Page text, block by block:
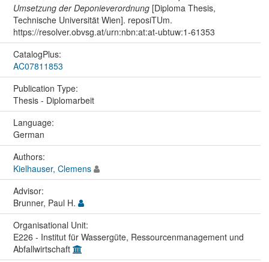
Umsetzung der Deponieverordnung[Diploma Thesis,
Technische Universität Wien]. reposiTUm.
https://resolver.obvsg.at/urn:nbn:at:at-ubtuw:1-61353
CatalogPlus:
AC07811853
Publication Type:
Thesis - Diplomarbeit
Language:
German
Authors:
Kielhauser, Clemens
Advisor:
Brunner, Paul H.
Organisational Unit:
E226 - Institut für Wassergüte, Ressourcenmanagement und
Abfallwirtschaft